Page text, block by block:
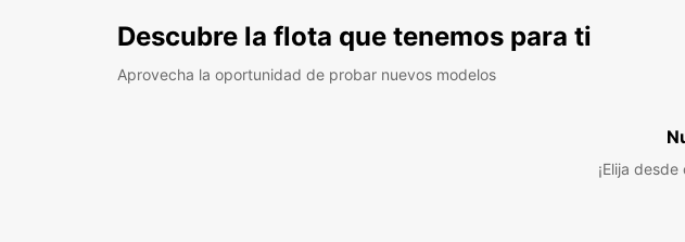
Descubre la flota que tenemos para ti
Aprovecha la oportunidad de probar nuevos modelos
¡Elija